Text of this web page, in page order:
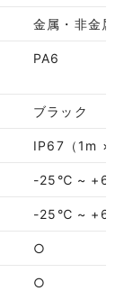
金属・非金属
PA6
ブラック
IP67（1m ×
-25℃ ~
-25℃ ~
○
○